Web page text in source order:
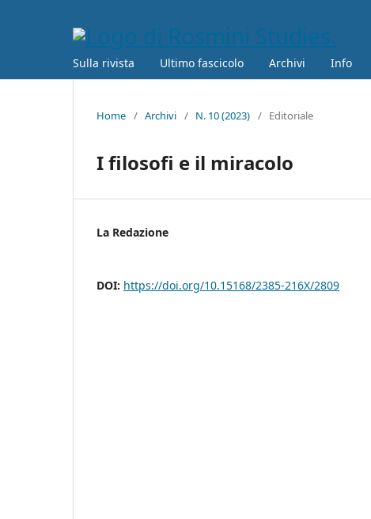
Sulla rivista Ultimo fascicolo Archivi Info
Home / Archivi / N. 10 (2023) / Editoriale
I filosofi e il miracolo
La Redazione
DOI: https://doi.org/10.15168/2385-216X/2809